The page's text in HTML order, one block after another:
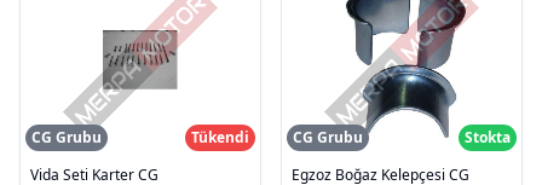
CG Grubu
Tükendi
Vida Seti Karter CG
CG Grubu
Stokta
Egzoz Boğaz Kelepçesi CG